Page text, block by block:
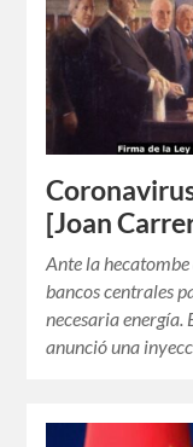
[Joan
Ante la
bancos centrales
necesaria energía.
anunció una